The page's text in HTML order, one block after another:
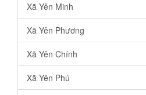
Xã Yên Minh
Xã Yên Phương
Xã Yên Chính
Xã Yên Phú